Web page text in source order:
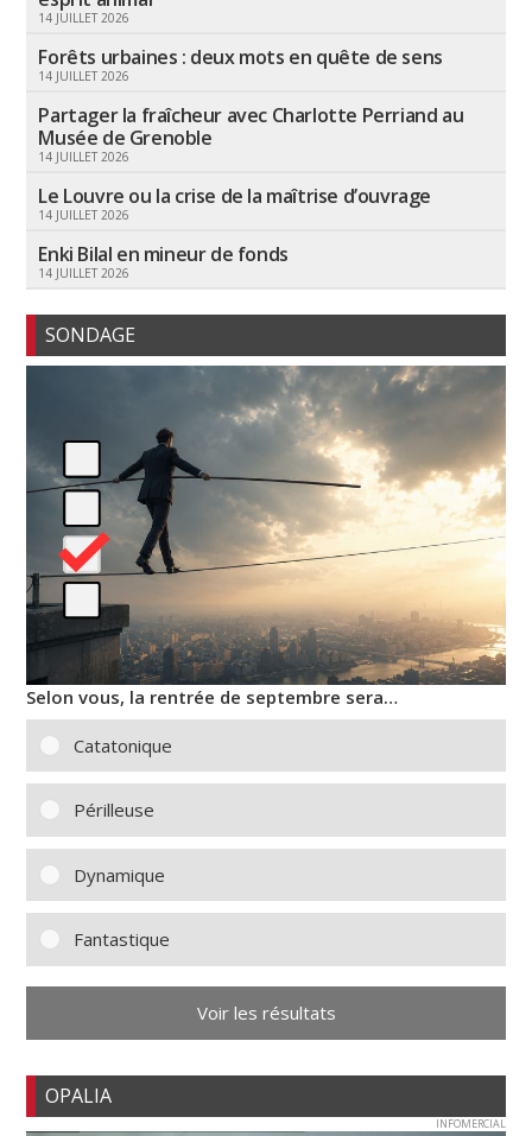
14 JUILLET 2026
Forêts urbaines : deux mots en quête de sens
14 JUILLET 2026
Partager la fraîcheur avec Charlotte Perriand au
Musée de Grenoble
14 JUILLET 2026
Le Louvre ou la crise de la maîtrise d’ouvrage
14 JUILLET 2026
Enki Bilal en mineur de fonds
14 JUILLET 2026
SONDAGE
Selon vous, la rentrée de septembre sera…
Catatonique
Périlleuse
Dynamique
Fantastique
Voir les résultats
OPALIA
INFOMERCIAL